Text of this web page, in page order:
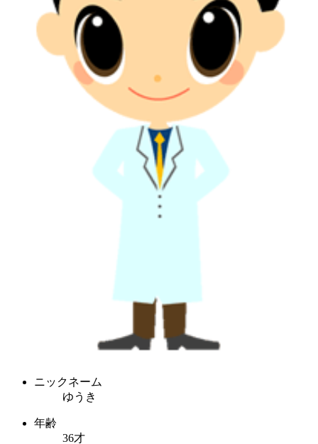
ニックネーム
ゆうき
年齢
36才